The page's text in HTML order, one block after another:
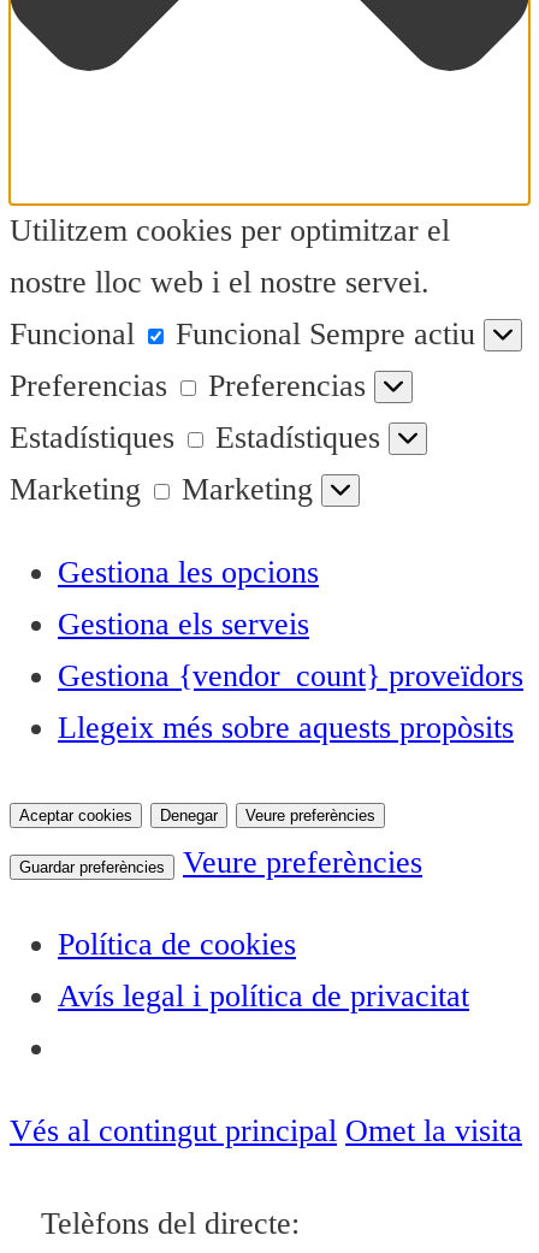
Utilitzem cookies per optimitzar el
nostre lloc web i el nostre servei.
Funcional
Funcional Sempre actiu
Preferencias
Preferencias
Estadístiques
Estadístiques
Marketing
Marketing
Gestiona les opcions
Gestiona els serveis
Gestiona {vendor_count} proveïdors
Llegeix més sobre aquests propòsits
Aceptar cookies Denegar Veure preferències
Guardar preferències Veure preferències
Política de cookies
Avís legal i política de privacitat
Vés al contingut principal Omet la visita
Telèfons del directe:
ACTUALITAT
OCI